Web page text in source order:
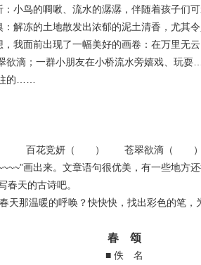
小鸟的啁啾、流水的潺潺，伴随着孩子们
解冻的土地散发出浓郁的泥土清香，尤其
面前出现了一幅美好的画卷：在万里无
欲滴；一群小朋友在小桥流水旁嬉戏、玩耍
的……
花竞妍（ ） 苍翠欲滴（ ）
画出来。文章语句很优美，有一些地方还
天的古诗吧。
温暖的呼唤？快快快，找出彩色的笔，
春 颂
■ 佚 名